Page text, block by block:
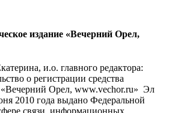
издание «Вечерний Орел,
и.о. главного редактора:
о регистрации средства
Орел, www.vechor.ru» Эл
2010 года выдано Федеральной
связи, информационных